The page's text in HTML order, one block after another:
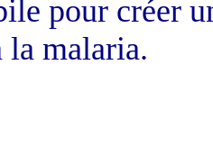
pour créer
la malaria.